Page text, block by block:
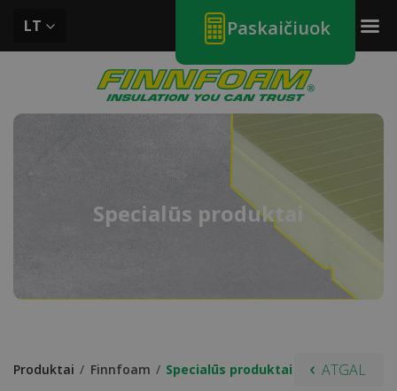
LT Paskaičiuok
Specialūs produktai
produktai Finnfoam Specialūs produktai ATGAL